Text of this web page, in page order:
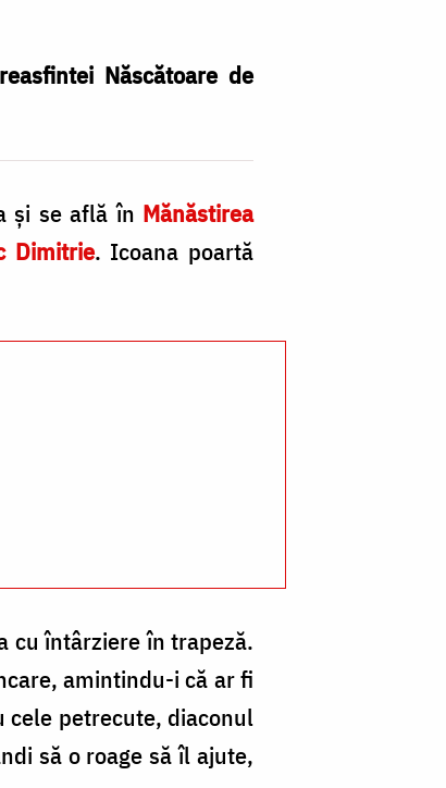
Născătoare de
și se află în Mănăstirea
Dimitrie. Icoana poartă
cu întârziere în trapeză.
amintindu-i că ar fi
cele petrecute, diaconul
să o roage să îl ajute,